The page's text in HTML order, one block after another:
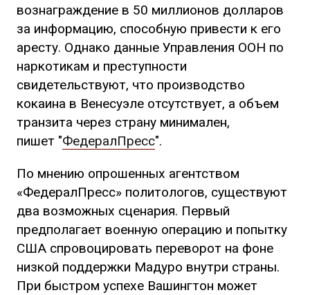
вознаграждение в 50 миллионов долларов
за информацию, способную привести к его
аресту. Однако данные Управления ООН по
наркотикам и преступности
свидетельствуют, что производство
кокаина в Венесуэле отсутствует, а объем
транзита через страну минимален,
пишет "ФедералПресс".
По мнению опрошенных агентством
«ФедералПресс» политологов, существуют
два возможных сценария. Первый
предполагает военную операцию и попытку
США спровоцировать переворот на фоне
низкой поддержки Мадуро внутри страны.
При быстром успехе Вашингтон может